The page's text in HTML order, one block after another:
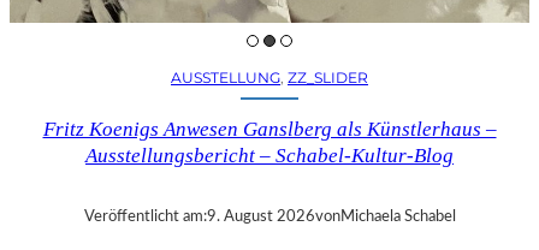
AUSSTELLUNG, ZZ_SLIDER
Fritz Koenigs Anwesen Ganslberg als Künstlerhaus –
Ausstellungsbericht – Schabel-Kultur-Blog
Veröffentlicht am:9. August 2026vonMichaela Schabel